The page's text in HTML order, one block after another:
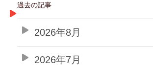
過去の記事
2026年8月
2026年7月